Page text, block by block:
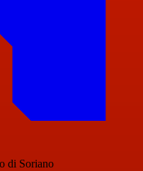
di Soriano